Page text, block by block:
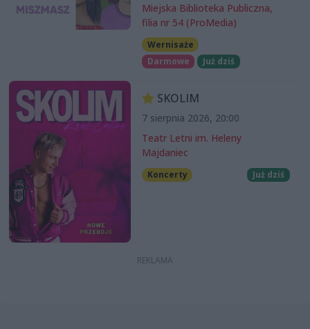
Miejska Biblioteka Publiczna,
filia nr 54 (ProMedia)
Wernisaże
Darmowe
Już dziś
SKOLIM
7 sierpnia 2026, 20:00
Teatr Letni im. Heleny
Majdaniec
Koncerty Już dziś